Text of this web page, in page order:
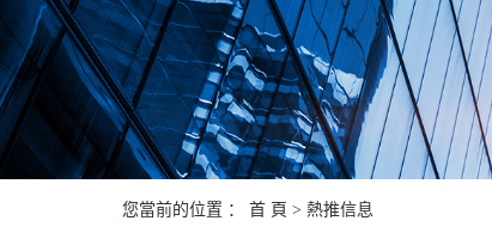
資質榮譽
工程合作
售後試壓（yā）
您當前的位置 ： 首 頁 > 熱推信息